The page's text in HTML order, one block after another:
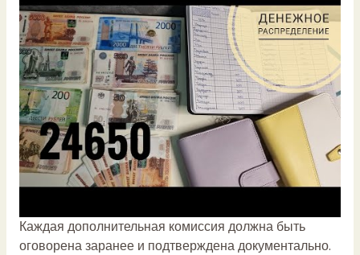
Каждая дополнительная комиссия должна быть
оговорена заранее и подтверждена документально.